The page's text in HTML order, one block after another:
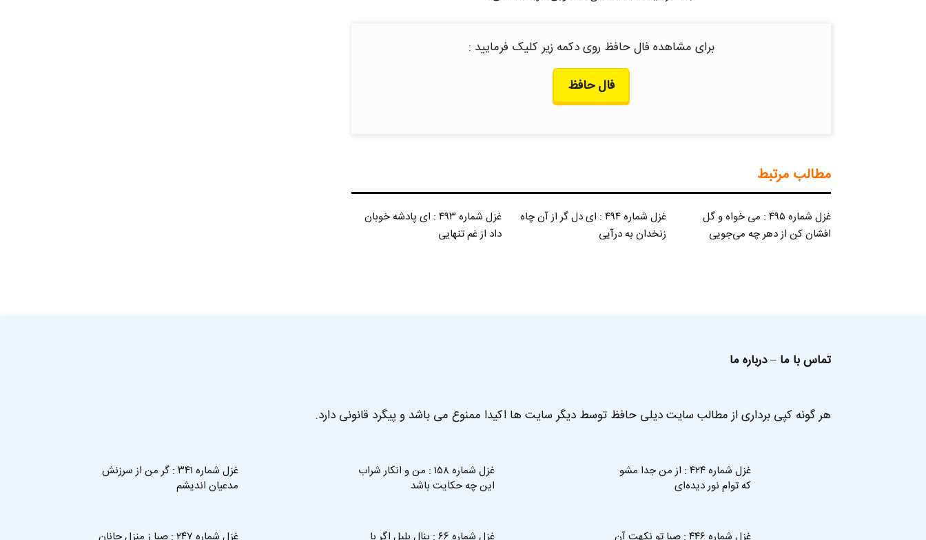
برای مشاهده فال حافظ روی دکمه زیر کلیک فرمایید :
فال حافظ
مطالب مرتبط
غزل شماره ۴۹۵ : می خواه و گل
افشان کن از دهر چه می‌جویی
غزل شماره ۴۹۴ : ای دل گر از آن چاه
زنخدان به درآیی
غزل شماره ۴۹۳ : ای پادشه خوبان
داد از غم تنهایی
تماس با ما –درباره ما
هر گونه کپی برداری از مطالب سایت دیلی حافظ توسط دیگر سایت ها اکیدا ممنوع می باشد و پیگرد قانونی دارد.
غزل شماره ۴۲۴ : از من جدا مشو
که توام نور دیده‌ای
غزل شماره ۱۵۸ : من و انکار شراب
این چه حکایت باشد
غزل شماره ۳۴۱ : گر من از سرزنش
مدعیان اندیشم